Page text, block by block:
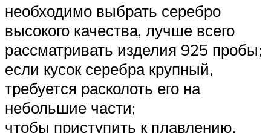
необходимо выбрать серебро
высокого качества, лучше всего
рассматривать изделия 925 пробы;
если кусок серебра крупный,
требуется расколоть его на
небольшие части;
чтобы приступить к плавлению,